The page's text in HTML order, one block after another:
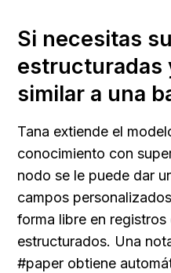
Si necesitas
estructuradas
similar a una
Tana extiende el
conocimiento con
nodo se le puede dar
campos
forma libre en
estructurados. Una
#paper obtiene